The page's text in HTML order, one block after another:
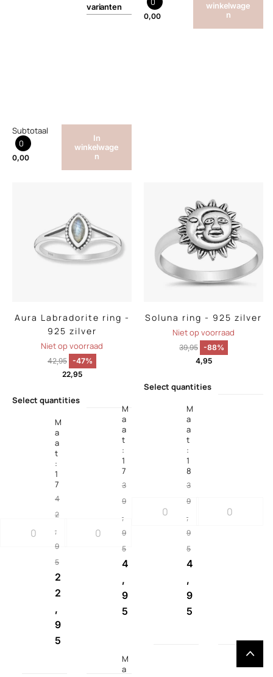
varianten
Subtotaal
0
0,00
In
winkelwage
n
0,00
winkelwage
n
Aura Labradorite ring -
925 zilver
Niet op voorraad
42,95 -47%
22,95
Select quantities
M
a
a
t
:
1
7
4
2
,
9
5
2
2
,
9
5
Soluna ring - 925 zilver
Niet op voorraad
39,95 -88%
4,95
Select quantities
M
a
a
t
:
1
7
3
9
,
9
5
4
,
9
5
M
a
a
t
:
1
8
3
9
,
9
5
4
,
9
5
M
a